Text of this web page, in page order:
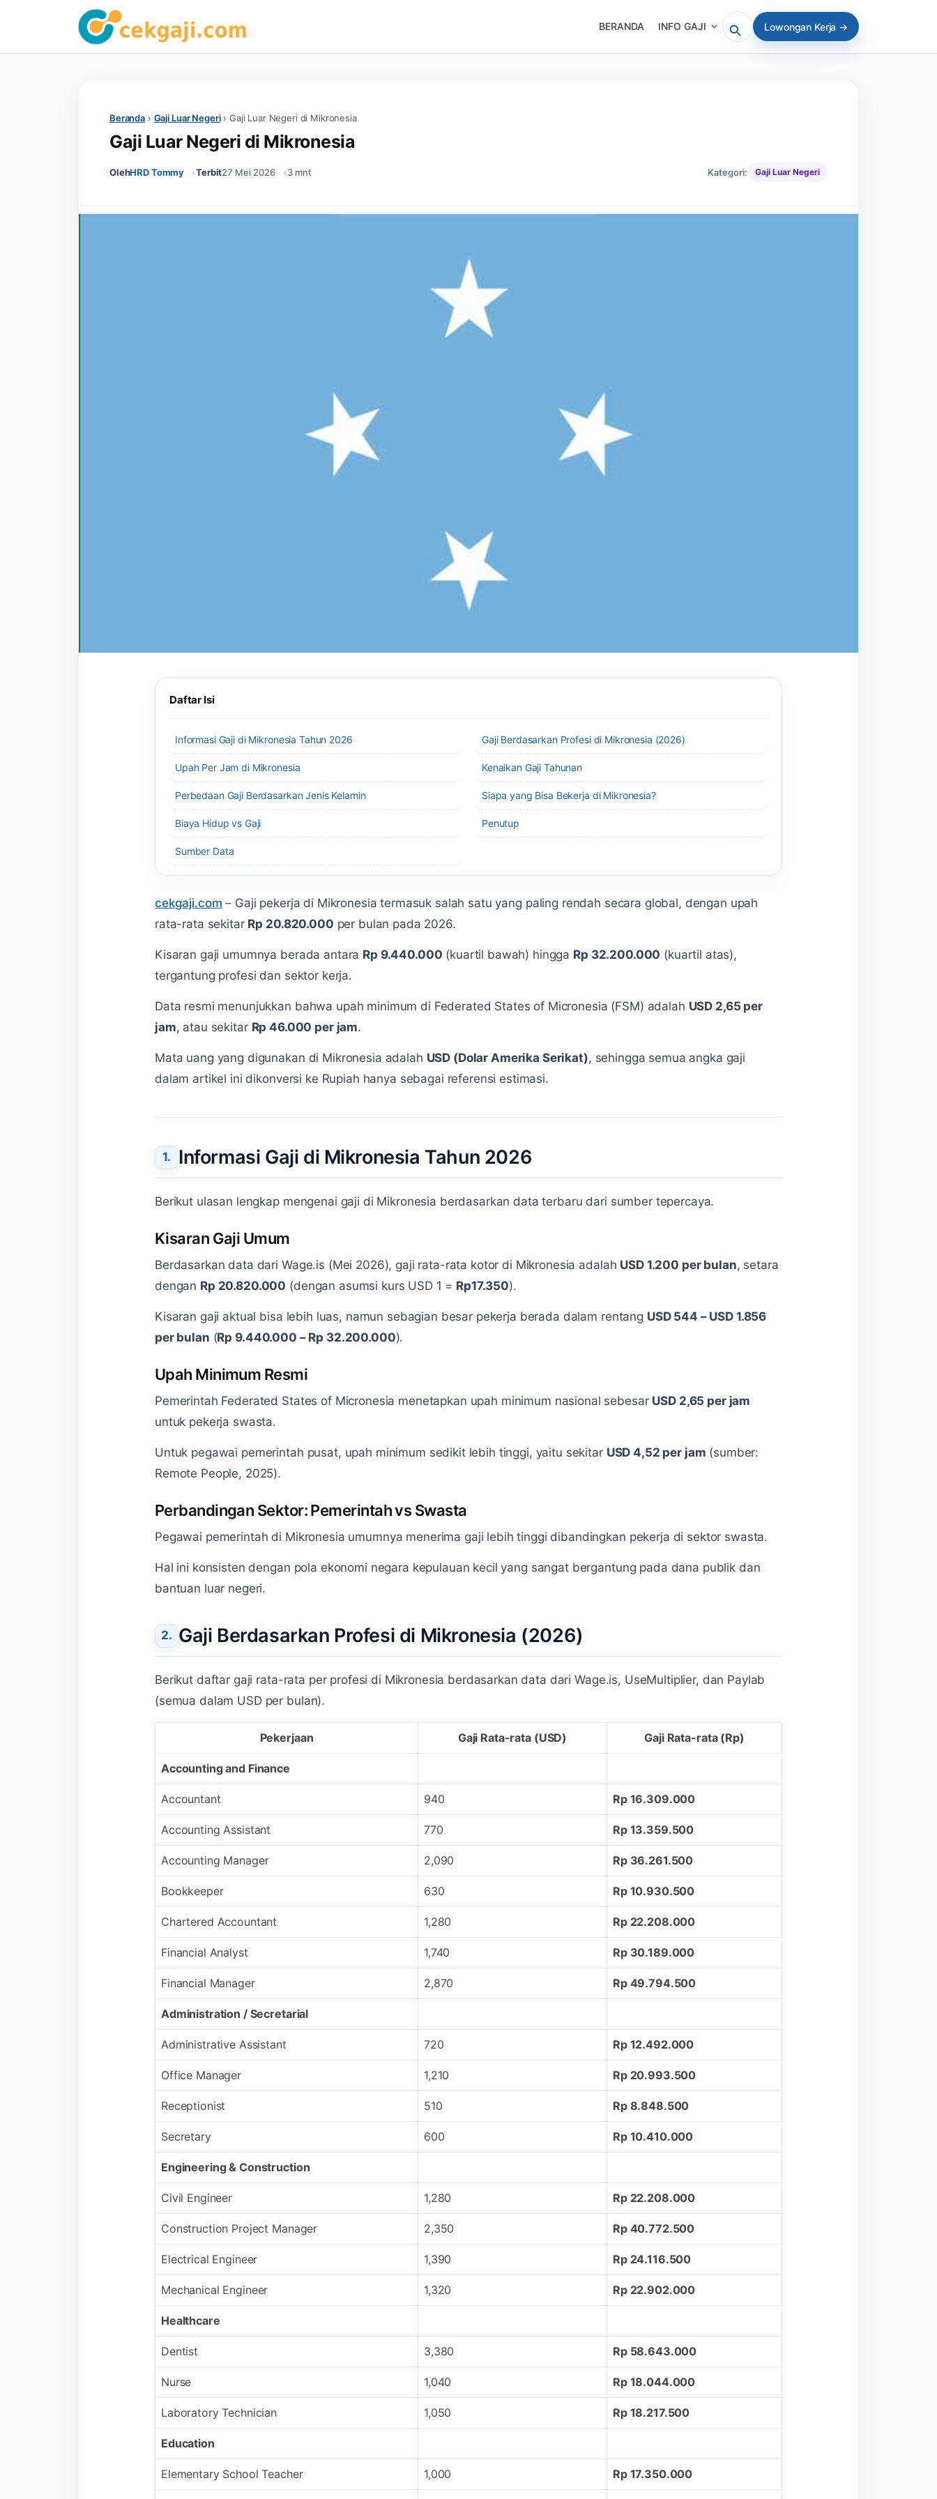
BERANDA INFO GAJI
Cari artikel atau lowongan
Lowongan Kerja →
Beranda › Gaji Luar Negeri› Gaji Luar Negeri di Mikronesia
Gaji Luar Negeri di Mikronesia
OlehHRD Tommy Terbit27 Mei 2026 3 mnt Kategori: Gaji Luar Negeri
Daftar Isi
Informasi Gaji di Mikronesia Tahun 2026 Gaji Berdasarkan Profesi di Mikronesia (2026)
Upah Per Jam di Mikronesia Kenaikan Gaji Tahunan
Perbedaan Gaji Berdasarkan Jenis Kelamin Siapa yang Bisa Bekerja di Mikronesia?
Biaya Hidup vs Gaji Penutup
Sumber Data
cekgaji.com – Gaji pekerja di Mikronesia termasuk salah satu yang paling rendah secara global, dengan upah
rata-rata sekitar Rp 20.820.000 per bulan pada 2026.
Kisaran gaji umumnya berada antara Rp 9.440.000 (kuartil bawah) hingga Rp 32.200.000 (kuartil atas),
tergantung profesi dan sektor kerja.
Data resmi menunjukkan bahwa upah minimum di Federated States of Micronesia (FSM) adalah USD 2,65 per
jam, atau sekitar Rp 46.000 per jam.
Mata uang yang digunakan di Mikronesia adalah USD (Dolar Amerika Serikat), sehingga semua angka gaji
dalam artikel ini dikonversi ke Rupiah hanya sebagai referensi estimasi.
Informasi Gaji di Mikronesia Tahun 2026
Berikut ulasan lengkap mengenai gaji di Mikronesia berdasarkan data terbaru dari sumber tepercaya.
Kisaran Gaji Umum
Berdasarkan data dari Wage.is (Mei 2026), gaji rata-rata kotor di Mikronesia adalah USD 1.200 per bulan, setara
dengan Rp 20.820.000 (dengan asumsi kurs USD 1 = Rp17.350).
Kisaran gaji aktual bisa lebih luas, namun sebagian besar pekerja berada dalam rentang USD 544 – USD 1.856
per bulan (Rp 9.440.000 – Rp 32.200.000).
Upah Minimum Resmi
Pemerintah Federated States of Micronesia menetapkan upah minimum nasional sebesar USD 2,65 per jam
untuk pekerja swasta.
Untuk pegawai pemerintah pusat, upah minimum sedikit lebih tinggi, yaitu sekitar USD 4,52 per jam (sumber:
Remote People, 2025).
Perbandingan Sektor: Pemerintah vs Swasta
Pegawai pemerintah di Mikronesia umumnya menerima gaji lebih tinggi dibandingkan pekerja di sektor swasta.
Hal ini konsisten dengan pola ekonomi negara kepulauan kecil yang sangat bergantung pada dana publik dan
bantuan luar negeri.
Gaji Berdasarkan Profesi di Mikronesia (2026)
Berikut daftar gaji rata-rata per profesi di Mikronesia berdasarkan data dari Wage.is, UseMultiplier, dan Paylab
(semua dalam USD per bulan).
Pekerjaan Gaji Rata-rata (USD) Gaji Rata-rata (Rp)
Accounting and Finance
Accountant 940 Rp 16.309.000
Accounting Assistant 770 Rp 13.359.500
Accounting Manager 2,090 Rp 36.261.500
Bookkeeper 630 Rp 10.930.500
Chartered Accountant 1,280 Rp 22.208.000
Financial Analyst 1,740 Rp 30.189.000
Financial Manager 2,870 Rp 49.794.500
Administration / Secretarial
Administrative Assistant 720 Rp 12.492.000
Office Manager 1,210 Rp 20.993.500
Receptionist 510 Rp 8.848.500
Secretary 600 Rp 10.410.000
Engineering & Construction
Civil Engineer 1,280 Rp 22.208.000
Construction Project Manager 2,350 Rp 40.772.500
Electrical Engineer 1,390 Rp 24.116.500
Mechanical Engineer 1,320 Rp 22.902.000
Healthcare
Dentist 3,380 Rp 58.643.000
Nurse 1,040 Rp 18.044.000
Laboratory Technician 1,050 Rp 18.217.500
Education
Elementary School Teacher 1,000 Rp 17.350.000